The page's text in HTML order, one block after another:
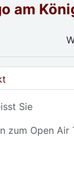
am
Sie
zum Open